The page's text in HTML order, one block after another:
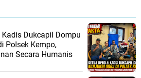
Kadis Dukcapil Dompu
Polsek Kempo,
Secara Humanis